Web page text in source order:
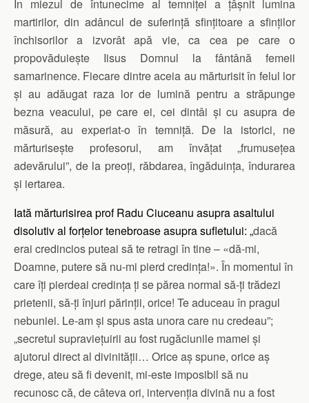
În miezul de întunecime al temniței a țâșnit lumina
martirilor, din adâncul de suferință sfințitoare a sfinților
închisorilor a izvorât apă vie, ca cea pe care o
propovăduiește Iisus Domnul la fântână femeii
samarinence. Fiecare dintre aceia au mărturisit în felul lor
și au adăugat raza lor de lumină pentru a străpunge
bezna veacului, pe care ei, cei dintâi și cu asupra de
măsură, au experiat-o în temniță. De la istorici, ne
mărturisește profesorul, am învățat „frumusețea
adevărului”, de la preoți, răbdarea, îngăduința, îndurarea
și iertarea.
Iată mărturisirea prof Radu Ciuceanu asupra asaltului
disolutiv al forțelor tenebroase asupra sufletului: „dacă
erai credincios puteai să te retragi în tine – «dă-mi,
Doamne, putere să nu-mi pierd credinţa!». În momentul în
care îţi pierdeai credinţa ţi se părea normal să-ţi trădezi
prietenii, să-ţi înjuri părinţii, orice! Te aduceau în pragul
nebuniei. Le-am şi spus asta unora care nu credeau”;
„secretul supraviețuirii au fost rugăciunile mamei şi
ajutorul direct al divinităţii… Orice aş spune, orice aş
drege, ateu să fi devenit, mi-este imposibil să nu
recunosc că, de câteva ori, intervenţia divină nu a fost